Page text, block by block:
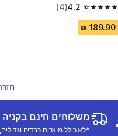
4.2
4.2 out of 5 stars from 4 reviews
(4)
משלוחים חינם בקניה מעל
*לא כולל מוצרים כבדים